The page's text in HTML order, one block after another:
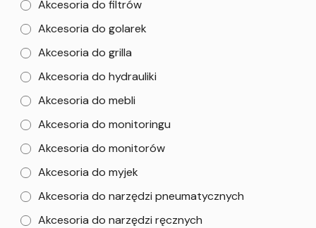
Akcesoria do filtrów
Akcesoria do golarek
Akcesoria do grilla
Akcesoria do hydrauliki
Akcesoria do mebli
Akcesoria do monitoringu
Akcesoria do monitorów
Akcesoria do myjek
Akcesoria do narzędzi pneumatycznych
Akcesoria do narzędzi ręcznych